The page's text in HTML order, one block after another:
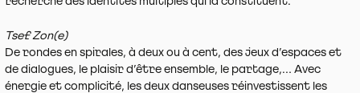
Tsef Zon(e)
De rondes en spirales, à deux ou à cent, des jeux d’espaces et
de dialogues, le plaisir d’être ensemble, le partage,… Avec
énergie et complicité, les deux danseuses réinvestissent les